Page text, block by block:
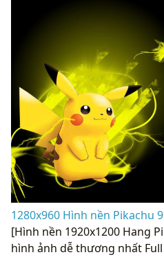
1280x960 Hình nền Pikachu
[Hình nền 1920x1200 Hang
hình ảnh dễ thương nhất Full